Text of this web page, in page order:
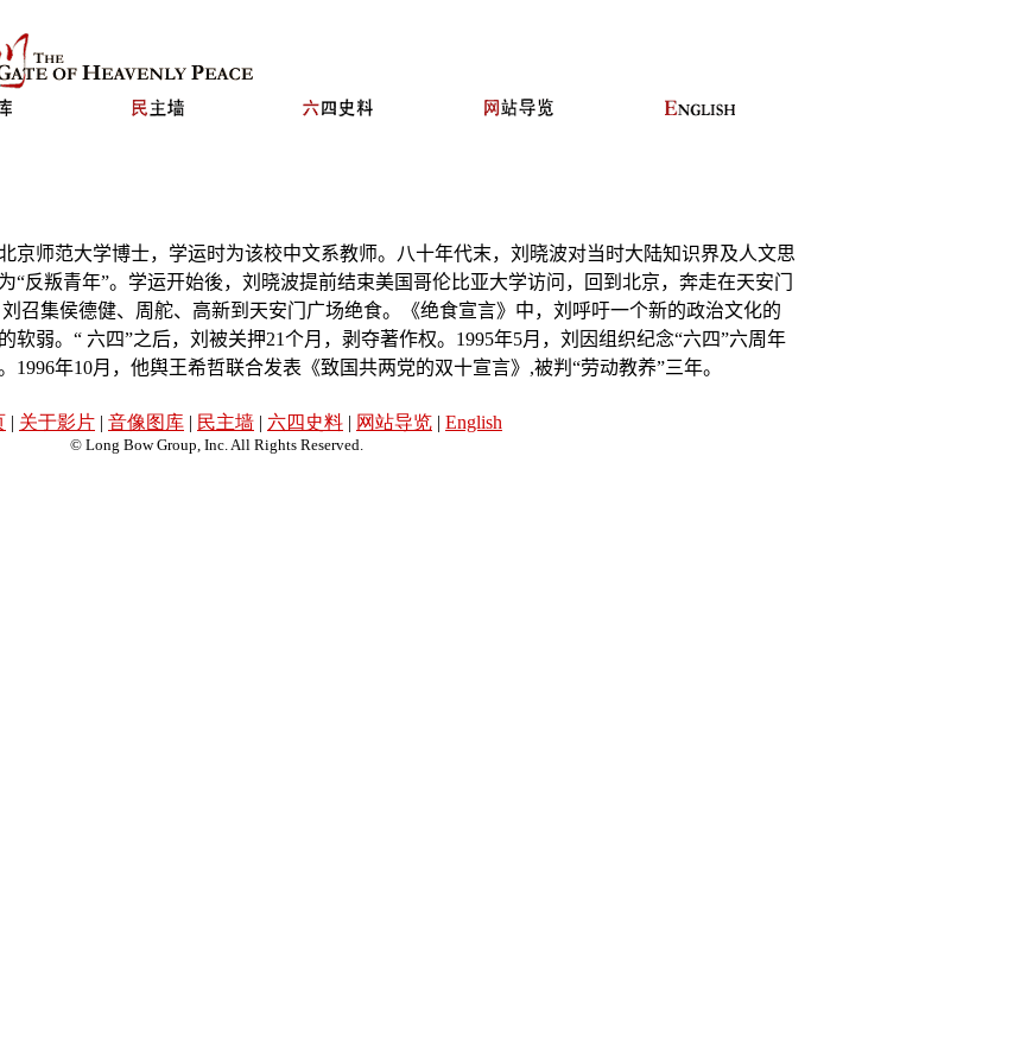
京师范大学博士，学运时为该校中文系教师。八十年代末，刘晓波对当时大陆知识界及人文思
“反叛青年”。学运开始後，刘晓波提前结束美国哥伦比亚大学访问，回到北京，奔走在天安门
刘召集侯德健、周舵、高新到天安门广场绝食。
《绝食宣言》中，刘呼吁一个新的政治文化的
软弱。“ 六四”之后，刘被关押21个月，剥夺著作权。 1995年5月，刘因组织纪念“六四”六周年
1996年10月，他舆王希哲联合发表《致国共两党的双十宣言》 ,被判“劳动教养”三年。
| 关于影片 | 音像图库 | 民主墙 | 六四史料 | 网站导览 | English
© Long Bow Group, Inc. All Rights Reserved.